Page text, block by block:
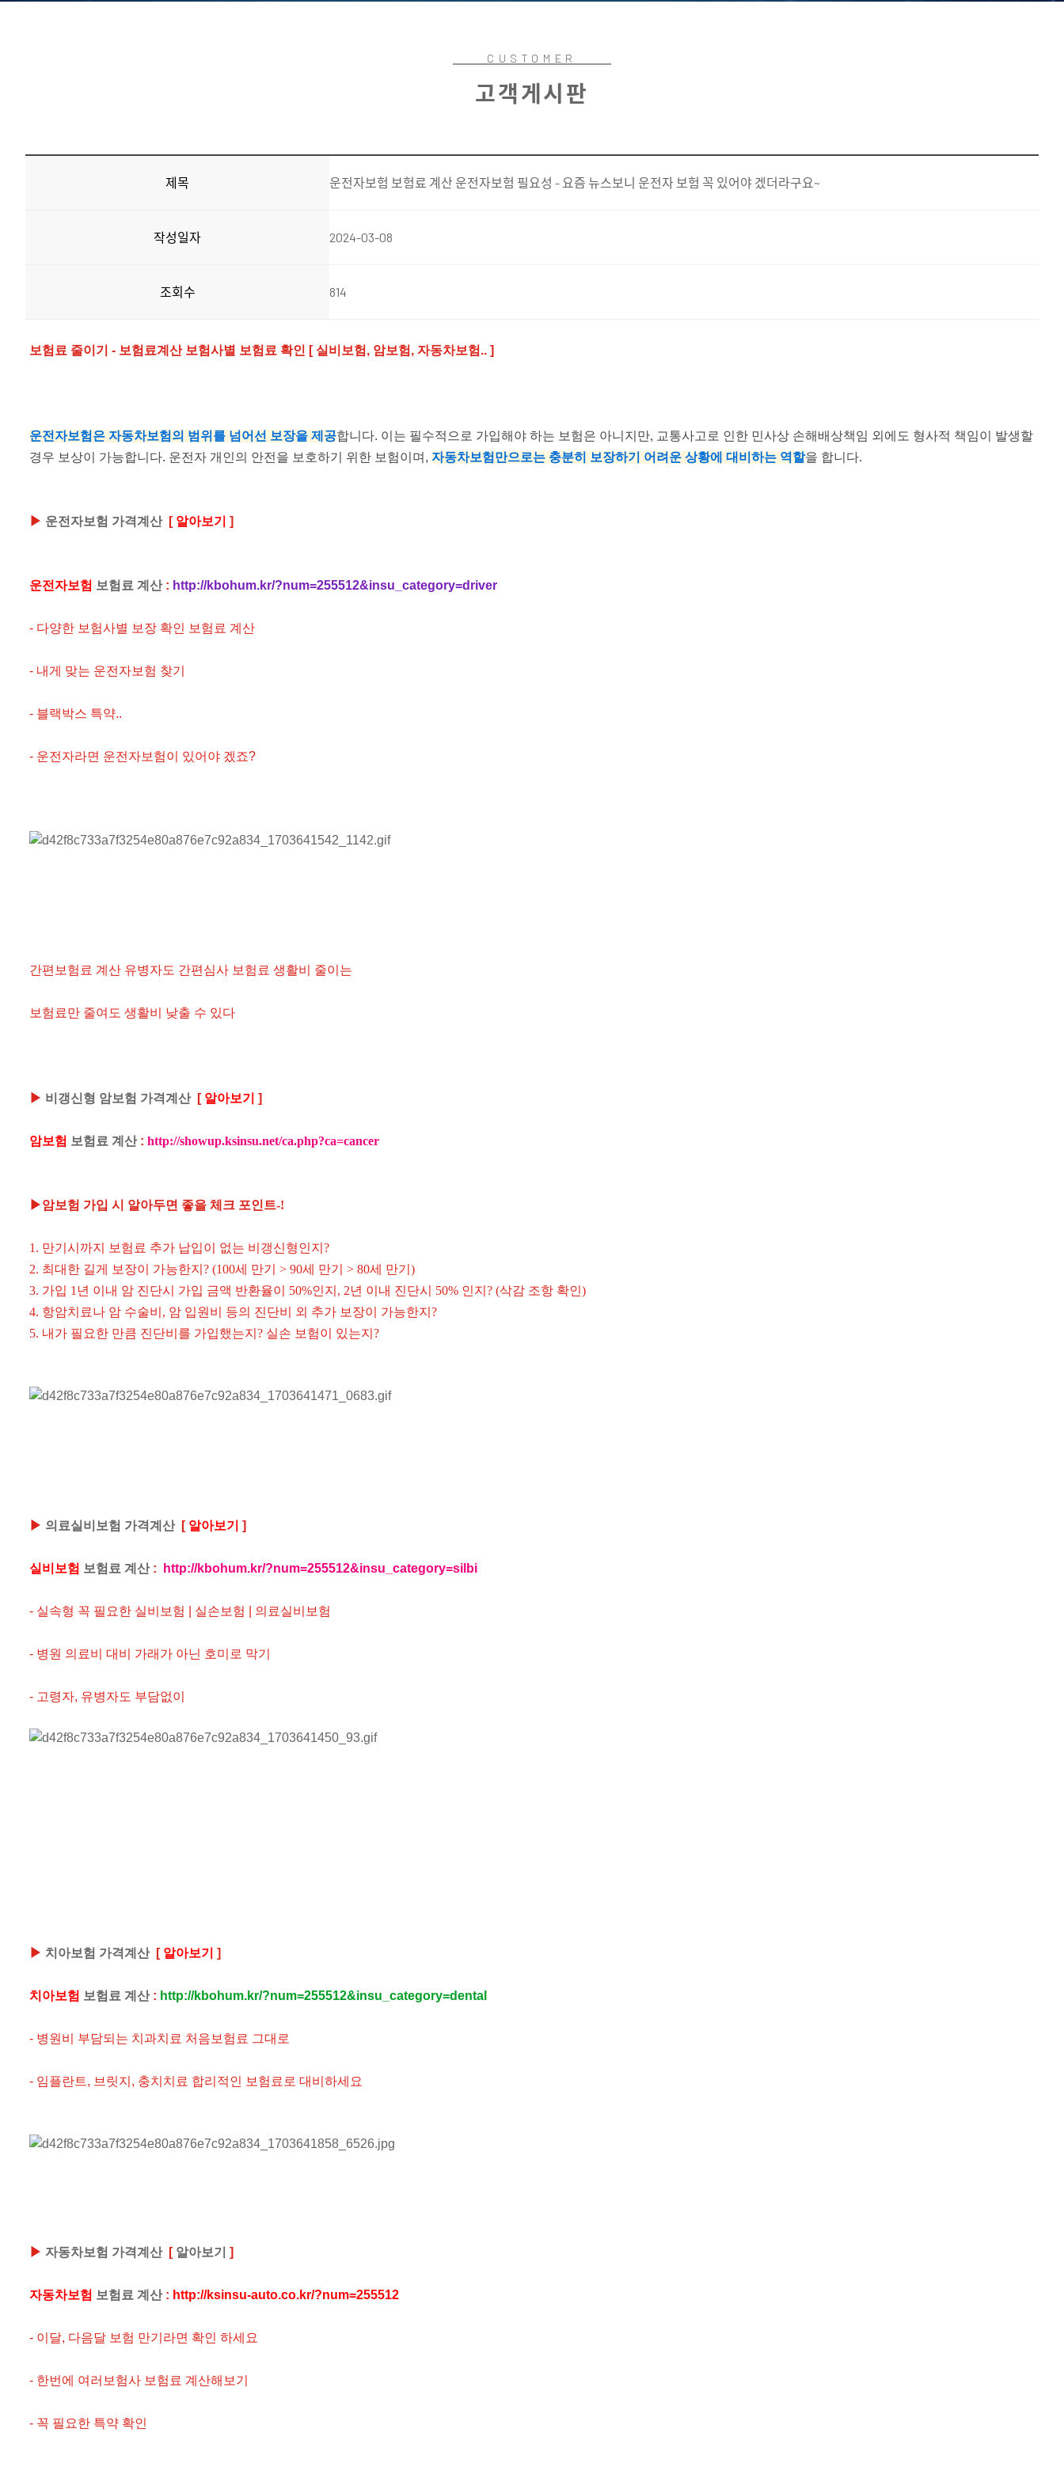
CUSTOMER
고객게시판
제목 운전자보험 보험료 계산 운전자보험 필요성 - 요즘 뉴스보니 운전자 보험 꼭 있어야 겠더라구요~
작성일자 2024-03-08
조회수 814
보험료 줄이기 - 보험료계산 보험사별 보험료 확인 [ 실비보험, 암보험, 자동차보험.. ]
운전자보험은 자동차보험의 범위를 넘어선 보장을 제공합니다. 이는 필수적으로 가입해야 하는 보험은 아니지만, 교통사고로 인한 민사상 손해배상책임 외에도 형사적 책임이 발생할
경우 보상이 가능합니다. 운전자 개인의 안전을 보호하기 위한 보험이며, 자동차보험만으로는 충분히 보장하기 어려운 상황에 대비하는 역할을 합니다.
▶ 운전자보험 가격계산[ 알아보기 ]
운전자보험 보험료 계산: http://kbohum.kr/?num=255512&insu_category=driver
- 다양한 보험사별 보장 확인 보험료 계산
- 내게 맞는 운전자보험 찾기
- 블랙박스 특약..
- 운전자라면 운전자보험이 있어야 겠죠?
간편보험료 계산 유병자도 간편심사 보험료 생활비 줄이는
보험료만 줄여도 생활비 낮출 수 있다
▶ 비갱신형 암보험 가격계산[ 알아보기 ]
암보험 보험료 계산: http://showup.ksinsu.net/ca.php?ca=cancer
▶암보험 가입 시 알아두면 좋을 체크 포인트-!
1. 만기시까지 보험료 추가 납입이 없는 비갱신형인지?
2. 최대한 길게 보장이 가능한지? (100세 만기 > 90세 만기 > 80세 만기)
3. 가입 1년 이내 암 진단시 가입 금액 반환율이 50%인지, 2년 이내 진단시 50% 인지? (삭감 조항 확인)
4. 항암치료나 암 수술비, 암 입원비 등의 진단비 외 추가 보장이 가능한지?
5. 내가 필요한 만큼 진단비를 가입했는지? 실손 보험이 있는지?
▶ 의료실비보험 가격계산[ 알아보기 ]
실비보험 보험료 계산: http://kbohum.kr/?num=255512&insu_category=silbi
- 실속형 꼭 필요한 실비보험 | 실손보험 | 의료실비보험
- 병원 의료비 대비 가래가 아닌 호미로 막기
- 고령자, 유병자도 부담없이
▶ 치아보험 가격계산[ 알아보기 ]
치아보험 보험료 계산: http://kbohum.kr/?num=255512&insu_category=dental
- 병원비 부담되는 치과치료 처음보험료 그대로
- 임플란트, 브릿지, 충치치료 합리적인 보험료로 대비하세요
▶ 자동차보험 가격계산[ 알아보기 ]
자동차보험 보험료 계산: http://ksinsu-auto.co.kr/?num=255512
- 이달, 다음달 보험 만기라면 확인 하세요
- 한번에 여러보험사 보험료 계산해보기
- 꼭 필요한 특약 확인